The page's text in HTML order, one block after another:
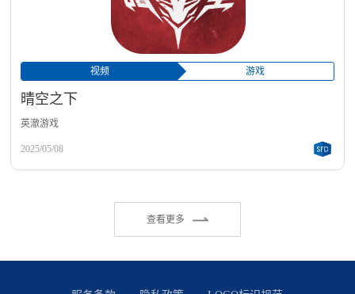
视频 游戏
晴空之下
英澈游戏
2025/05/08
查看更多